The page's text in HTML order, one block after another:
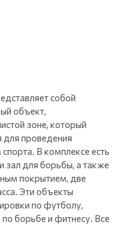
собой
объект,
зоне, который
для проведения
В комплексе есть
зал для борьбы, а также
покрытием, две
Эти объекты
по футболу,
борьбе и фитнесу. Все